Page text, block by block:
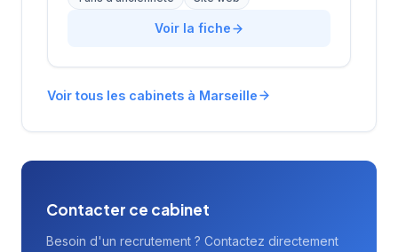
les entreprises locales dans leurs
recrutements tout en proposant des solutions
d'ancienneté sur le marché marseillais, elle
du tissu économique local.
Voir la fiche
Voir tous les cabinets à Marseille
Contacter ce cabinet
Besoin d'un recrutement ? Contactez directement